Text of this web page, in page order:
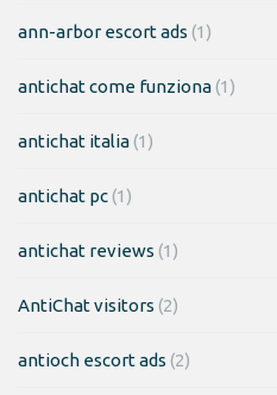
ann-arbor escort ads (1)
antichat come funziona(1)
antichat italia(1)
antichat pc(1)
antichat reviews (1)
AntiChat visitors (2)
antioch escort ads (2)